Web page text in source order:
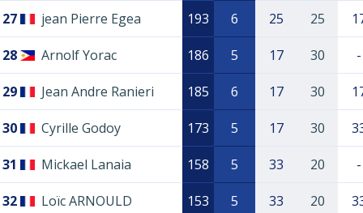
27 jean Pierre Egea 193 6 25 25
28 Arnolf Yorac 186 5 17 30 -
29 Jean Andre Ranieri 185 6 17 30
30 Cyrille Godoy 173 5 17 30
31 Mickael Lanaia 158 5 33 20 -
32 Loïc ARNOULD 153 5 33 20